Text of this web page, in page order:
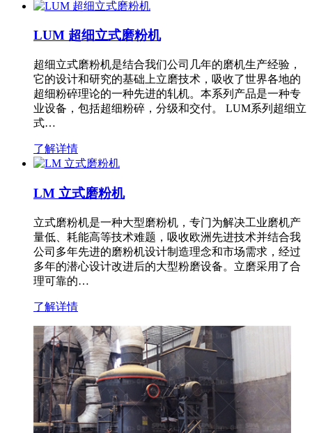
LUM 超细立式磨粉机
超细立式磨粉机是结合我们公司几年的磨机生产经验，
它的设计和研究的基础上立磨技术，吸收了世界各地的
超细粉碎理论的一种先进的轧机。本系列产品是一种专
业设备，包括超细粉碎，分级和交付。 LUM系列超细立
式…
了解详情
LM 立式磨粉机
立式磨粉机是一种大型磨粉机，专门为解决工业磨机产
量低、耗能高等技术难题，吸收欧洲先进技术并结合我
公司多年先进的磨粉机设计制造理念和市场需求，经过
多年的潜心设计改进后的大型粉磨设备。立磨采用了合
理可靠的…
了解详情